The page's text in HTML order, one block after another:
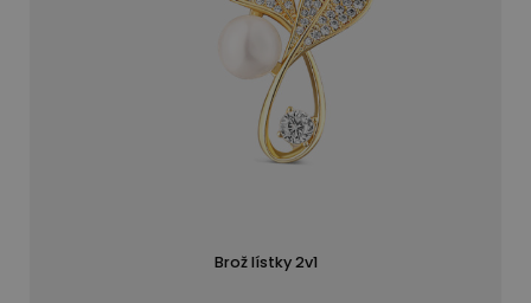
Brož lístky 2v1